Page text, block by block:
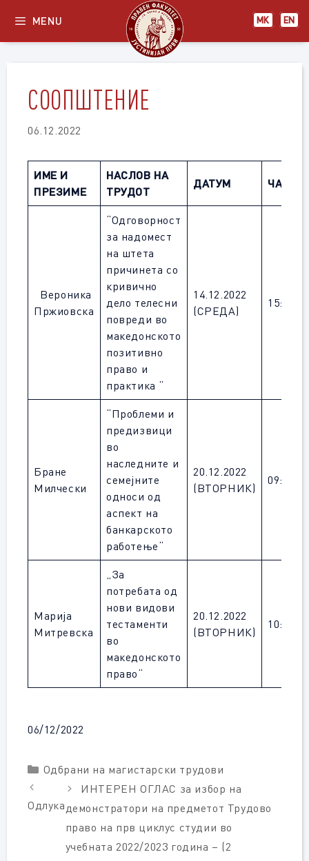
content
МК EN
MENU
СООПШТЕНИЕ
06.12.2022
ИМЕ И
ПРЕЗИМЕ
НАСЛОВ НА
ТРУДОТ
ДАТУМ ЧАС
Вероника
Пржиовска
“Одговорност
за надомест
на штета
причинета со
кривично
дело телесни
повреди во
македонското
позитивно
право и
практика “
14.12.2022
(СРЕДА)
15:30
Бране
Милчески
“Проблеми и
предизвици
во
наследните и
семејните
односи од
аспект на
банкарското
работење“
20.12.2022
(ВТОРНИК)
09:00
Марија
Митревска
„За
потребата од
нови видови
тестаменти
во
македонското
право“
20.12.2022
(ВТОРНИК)
10:00
06/12/2022
Categories
Одбрани на магистарски трудови
Одлука
ИНТЕРЕН ОГЛАС за избор на
демонстратори на предметот Трудово
право на прв циклус студии во
учебната 2022/2023 година – (2